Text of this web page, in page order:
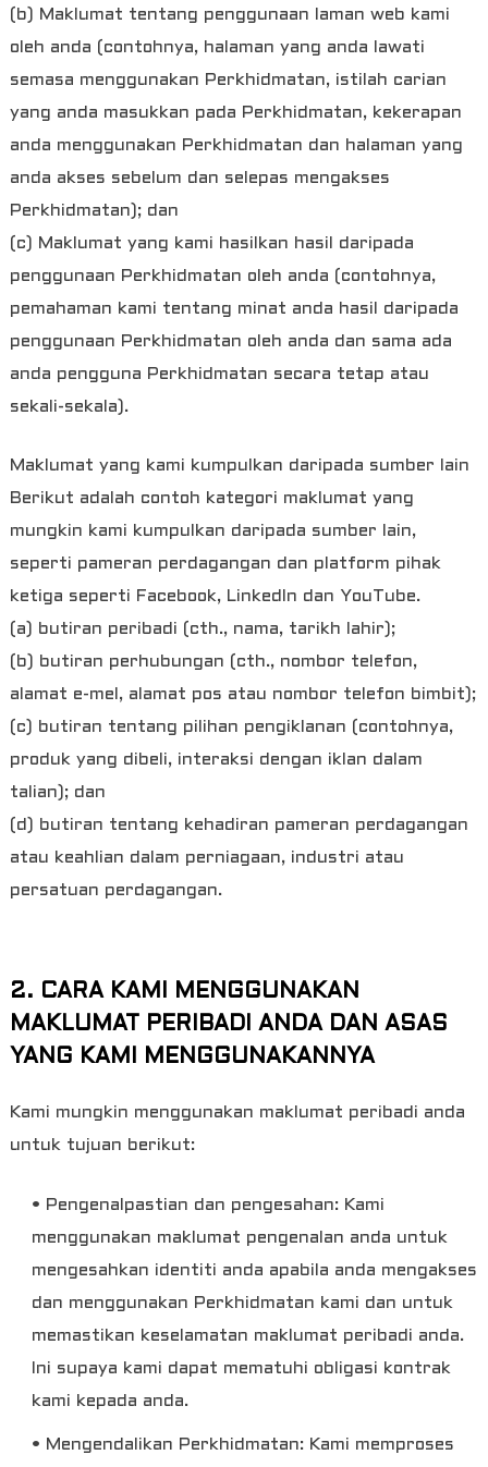
(b) Maklumat tentang penggunaan laman web kami
oleh anda (contohnya, halaman yang anda lawati
semasa menggunakan Perkhidmatan, istilah carian
yang anda masukkan pada Perkhidmatan, kekerapan
anda menggunakan Perkhidmatan dan halaman yang
anda akses sebelum dan selepas mengakses
Perkhidmatan); dan
(c) Maklumat yang kami hasilkan hasil daripada
penggunaan Perkhidmatan oleh anda (contohnya,
pemahaman kami tentang minat anda hasil daripada
penggunaan Perkhidmatan oleh anda dan sama ada
anda pengguna Perkhidmatan secara tetap atau
sekali-sekala).
Maklumat yang kami kumpulkan daripada sumber lain
Berikut adalah contoh kategori maklumat yang
mungkin kami kumpulkan daripada sumber lain,
seperti pameran perdagangan dan platform pihak
ketiga seperti Facebook, LinkedIn dan YouTube.
(a) butiran peribadi (cth., nama, tarikh lahir);
(b) butiran perhubungan (cth., nombor telefon,
alamat e-mel, alamat pos atau nombor telefon bimbit);
(c) butiran tentang pilihan pengiklanan (contohnya,
produk yang dibeli, interaksi dengan iklan dalam
talian); dan
(d) butiran tentang kehadiran pameran perdagangan
atau keahlian dalam perniagaan, industri atau
persatuan perdagangan.
2. CARA KAMI MENGGUNAKAN
MAKLUMAT PERIBADI ANDA DAN ASAS
YANG KAMI MENGGUNAKANNYA
Kami mungkin menggunakan maklumat peribadi anda
untuk tujuan berikut:
• Pengenalpastian dan pengesahan: Kami
menggunakan maklumat pengenalan anda untuk
mengesahkan identiti anda apabila anda mengakses
dan menggunakan Perkhidmatan kami dan untuk
memastikan keselamatan maklumat peribadi anda.
Ini supaya kami dapat mematuhi obligasi kontrak
kami kepada anda.
• Mengendalikan Perkhidmatan: Kami memproses